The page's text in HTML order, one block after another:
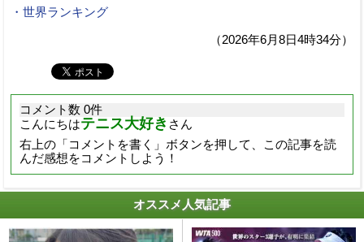
・世界ランキング
（2026年6月8日4時34分）
コメント数 0件
こんにちはテニス大好き さん
右上の「コメントを書く」ボタンを押して、この記事を読
んだ感想をコメントしよう！
オススメ人気記事